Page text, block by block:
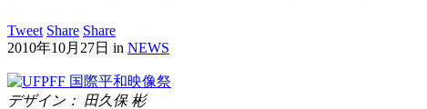
Tweet Share Share
2010年10月27日 in NEWS
デザイン： 田久保 彬